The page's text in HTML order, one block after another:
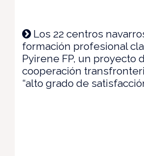
Los 22 centros
formación profesional
Pyirene FP, un proyecto
cooperación
“alto grado de